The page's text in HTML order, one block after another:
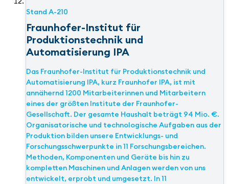
Stand A-210
Fraunhofer-Institut für
Produktionstechnik und
Automatisierung IPA
Das Fraunhofer-Institut für Produktionstechnik und
Automatisierung IPA, kurz Fraunhofer IPA, ist mit
annähernd 1200 Mitarbeiterinnen und Mitarbeitern
eines der größten Institute der Fraunhofer-
Gesellschaft. Der gesamte Haushalt beträgt 94 Mio. €.
Organisatorische und technologische Aufgaben aus der
Produktion bilden unsere Entwicklungs- und
Forschungsschwerpunkte in 11 Forschungsbereichen.
Methoden, Komponenten und Geräte bis hin zu
kompletten Maschinen und Anlagen werden von uns
entwickelt, erprobt und umgesetzt. In 11